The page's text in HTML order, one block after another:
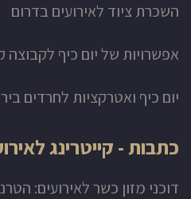
השכרת ציוד לאירועים בדרום
אפשרויות של יום כיף לקבוצה
יום כיף ואטרקציות לחרדים
כתבות - קייטרינג
דוכני מזון כשר לאירועים: